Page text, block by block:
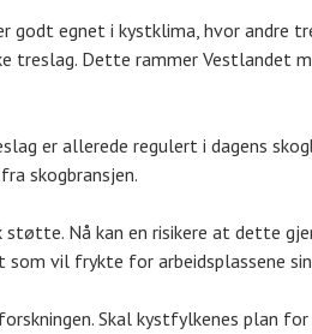
egnet i kystklima, hvor andre
Dette rammer Vestlandet
er allerede regulert i dagens
skogbransjen.
Nå kan en risikere at dette
vil frykte for arbeidsplassene
Skal kystfylkenes plan